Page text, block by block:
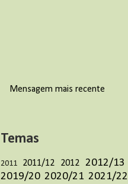
Mensagem mais recente
Temas
2011 2011/12 2012 2012/13
2019/20 2020/21 2021/22